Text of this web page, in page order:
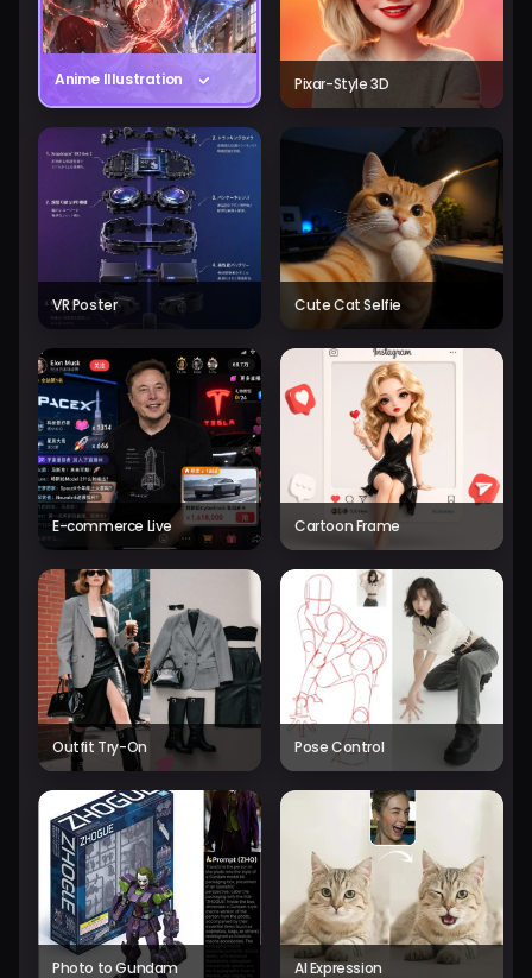
Anime Illustration Pixar-Style 3D
VR Poster Cute Cat Selfie
E-commerce Live Cartoon Frame
Outfit Try-On Pose Control
Photo to Gundam AI Expression